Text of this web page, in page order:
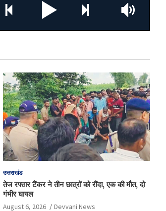
उत्तराखंड
तेज रफ्तार टैंकर ने तीन छात्रों को रौंदा, एक की मौत, दो
गंभीर घायल
August 6, 2026 Devvani News